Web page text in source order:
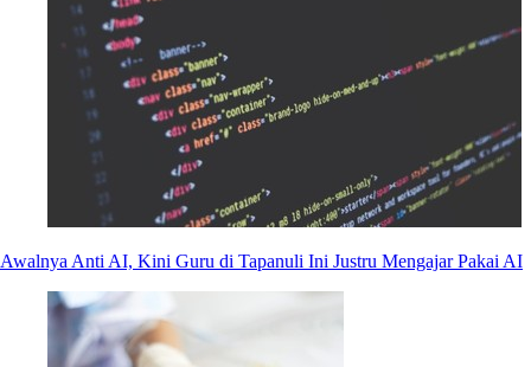
Awalnya Anti AI, Kini Guru di Tapanuli Ini Justru Mengajar Pakai AI